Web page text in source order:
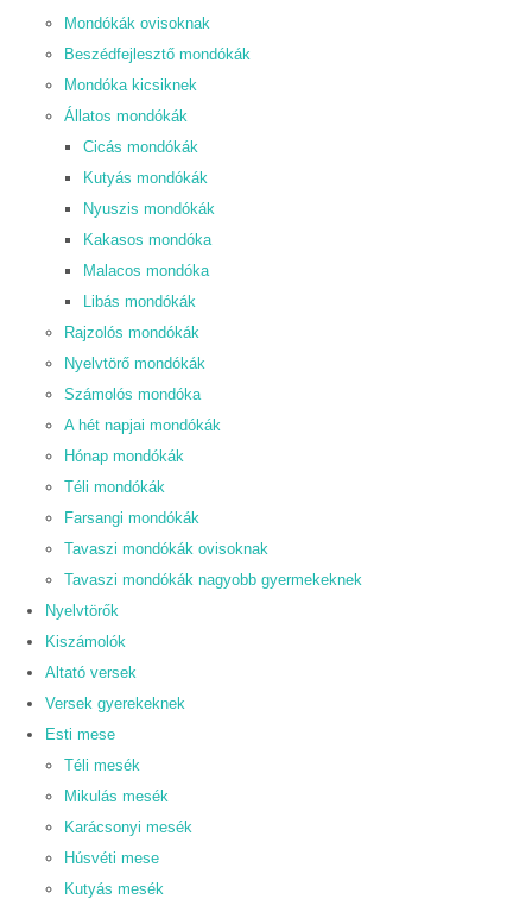
Mondókák ovisoknak
Beszédfejlesztő mondókák
Mondóka kicsiknek
Állatos mondókák
Cicás mondókák
Kutyás mondókák
Nyuszis mondókák
Kakasos mondóka
Malacos mondóka
Libás mondókák
Rajzolós mondókák
Nyelvtörő mondókák
Számolós mondóka
A hét napjai mondókák
Hónap mondókák
Téli mondókák
Farsangi mondókák
Tavaszi mondókák ovisoknak
Tavaszi mondókák nagyobb gyermekeknek
Nyelvtörők
Kiszámolók
Altató versek
Versek gyerekeknek
Esti mese
Téli mesék
Mikulás mesék
Karácsonyi mesék
Húsvéti mese
Kutyás mesék